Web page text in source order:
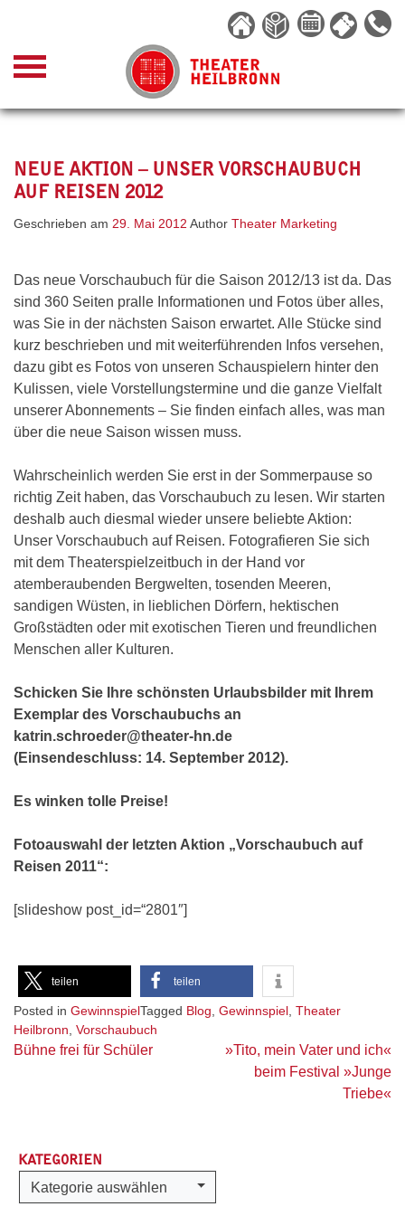
content
NEUE AKTION – UNSER VORSCHAUBUCH
AUF REISEN 2012
Geschrieben am 29. Mai 2012 Author Theater Marketing
Das neue Vorschaubuch für die Saison 2012/13 ist da. Das
sind 360 Seiten pralle Informationen und Fotos über alles,
was Sie in der nächsten Saison erwartet. Alle Stücke sind
kurz beschrieben und mit weiterführenden Infos versehen,
dazu gibt es Fotos von unseren Schauspielern hinter den
Kulissen, viele Vorstellungstermine und die ganze Vielfalt
unserer Abonnements – Sie finden einfach alles, was man
über die neue Saison wissen muss.
Wahrscheinlich werden Sie erst in der Sommerpause so
richtig Zeit haben, das Vorschaubuch zu lesen. Wir starten
deshalb auch diesmal wieder unsere beliebte Aktion:
Unser Vorschaubuch auf Reisen. Fotografieren Sie sich
mit dem Theaterspielzeitbuch in der Hand vor
atemberaubenden Bergwelten, tosenden Meeren,
sandigen Wüsten, in lieblichen Dörfern, hektischen
Großstädten oder mit exotischen Tieren und freundlichen
Menschen aller Kulturen.
Schicken Sie Ihre schönsten Urlaubsbilder mit Ihrem
Exemplar des Vorschaubuchs an
katrin.schroeder@theater-hn.de
(Einsendeschluss: 14. September 2012).
Es winken tolle Preise!
Fotoauswahl der letzten Aktion „Vorschaubuch auf
Reisen 2011“:
[slideshow post_id=“2801″]
teilen teilen
Posted in GewinnspielTagged Blog Gewinnspiel Theater
Heilbronn Vorschaubuch
Beitragsnavigation
Bühne frei für Schüler
»Tito, mein Vater und ich«
beim Festival »Junge
Triebe«
KATEGORIEN
Kategorien
Kategorie auswählen